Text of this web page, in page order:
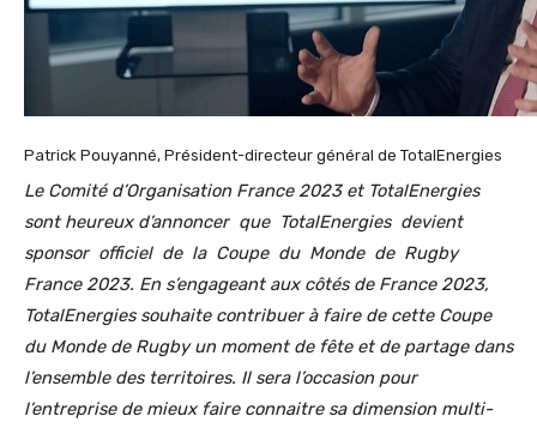
Patrick Pouyanné, Président-directeur général de TotalEnergies
Le Comité d’Organisation France 2023 et TotalEnergies
sont heureux d’annoncer que TotalEnergies devient
sponsor officiel de la Coupe du Monde de Rugby
France 2023. En s’engageant aux côtés de France 2023,
TotalEnergies souhaite contribuer à faire de cette Coupe
du Monde de Rugby un moment de fête et de partage dans
l’ensemble des territoires. Il sera l’occasion pour
l’entreprise de mieux faire connaitre sa dimension multi-